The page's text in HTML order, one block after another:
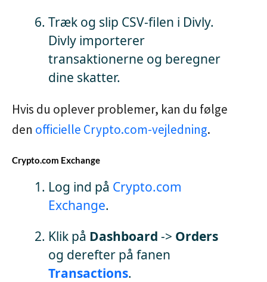
Træk og slip CSV-filen i Divly.
Divly importerer
transaktionerne og beregner
dine skatter.
Hvis du oplever problemer, kan du følge
den officielle Crypto.com-vejledning.
Crypto.com Exchange
Log ind på Crypto.com
Exchange.
Klik på Dashboard -> Orders
og derefter på fanen
Transactions.